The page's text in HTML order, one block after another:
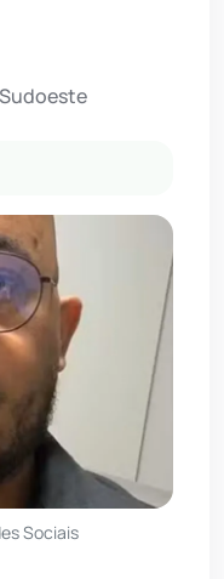
Sociais